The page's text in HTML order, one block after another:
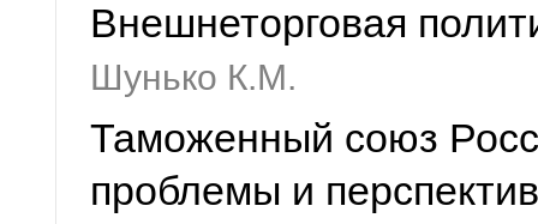
Внешнеторговая
Шунько К.М.
Таможенный союз
проблемы и